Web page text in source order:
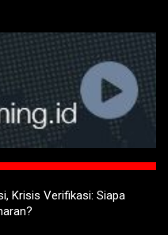
Krisis Verifikasi: Siapa